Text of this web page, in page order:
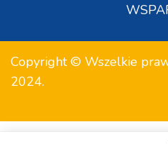
Copyright © Wszelkie
2024.